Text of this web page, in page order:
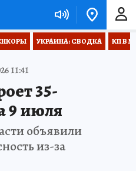
УКРАИНА: СВОДКА КП В
11:41
35-
9 июля
объявили
из-за